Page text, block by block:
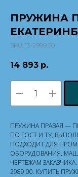
ПРУЖИНА
SKU: 13-2989.00
14 893 р.
ПРУЖИНА ПРАВАЯ —
ПО ГОСТ И ТУ,
ПОДХОДИТ ДЛЯ
ОБОРУДОВАНИЯ,
ЧЕРТЕЖАМ
2989.00. КУПИТЬ